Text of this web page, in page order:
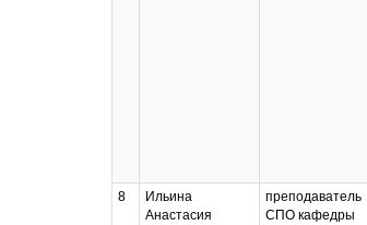
8
Ильина
Анастасия
преподаватель
СПО кафедры